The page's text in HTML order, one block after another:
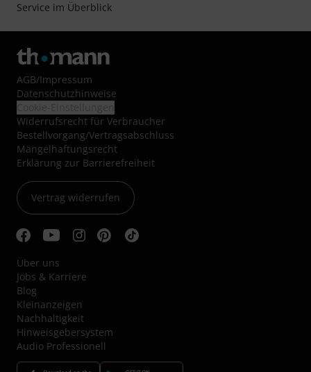
Service im Überblick
AGB/Impressum
Datenschutzhinweise
Widerrufsrecht für Verbraucher
Bestellvorgang/Vertragsabschluss
Mängelhaftungsrecht
Erklärung zur Barrierefreiheit
Vertrag widerrufen
Über uns
Jobs & Karriere
Blog
Kleinanzeigen
Nachhaltigkeit
Hinweisgebersystem
Audio Professionell